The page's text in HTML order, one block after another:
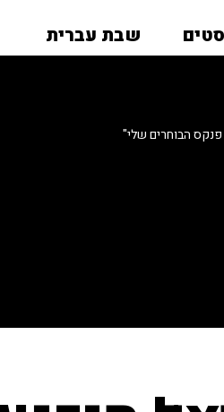
שבת עברית
הבוחרים שלי"